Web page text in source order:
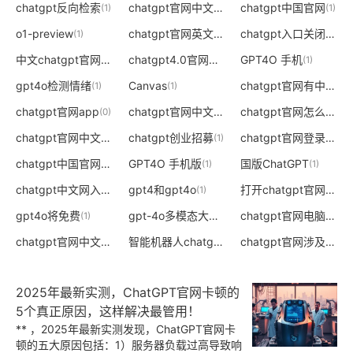
chatgpt反向检索(1) chatgpt官网中文网 chatgpt中国官网(1)
o1-preview(1) chatgpt官网英文版 chatgpt入口关闭了吗
中文chatgpt官网
(0) chatgpt4.0官网中文电脑版 (0)
GPT4O 手机(1)
gpt4o检测情绪(1) Canvas(1) chatgpt官网有中文吗
chatgpt官网app(0) chatgpt官网中文电脑版免费下载 (0) chatgpt官网怎么进入
chatgpt官网中文版免费下载电脑版 (0)
chatgpt创业招募(1)
chatgpt官网登录入口在哪里
chatgpt中国官网入口
(0)
GPT4O 手机版(1) 国版ChatGPT(1)
chatgpt中文网入口 gpt4和gpt4o(1) 打开chatgpt官网
(0)
gpt4o将免费(1) gpt-4o多模态大模型发布 (2)
chatgpt官网电脑中文版免费下载
chatgpt官网中文版电脑版下载
(0) 智能机器人chatgpt入口 (0) chatgpt官网涉及的行业
2025年最新实测，ChatGPT官网卡顿的
5个真正原因，这样解决最管用！
** ，2025年最新实测发现，ChatGPT官网卡
顿的五大原因包括：1）服务器负载过高导致响